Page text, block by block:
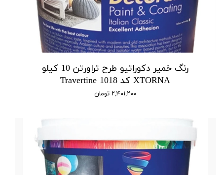
رنگ خمیر دکوراتیو طرح تراورتن 10 کیلو
XTORNA کد 1018 Travertine
۲,۴۰۱,۲۰۰ تومان